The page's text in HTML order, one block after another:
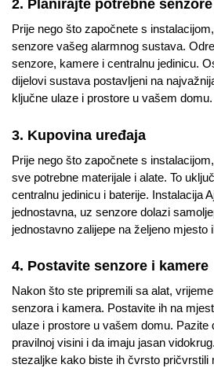
2. Planirajte potrebne
Prije nego što započnete s
senzore vašeg alarmnog sustava.
senzore, kamere i centralnu jedinicu.
dijelovi sustava postavljeni na
ključne ulaze i prostore u vašem domu.
3. Kupovina uređaja
Prije nego što započnete s
sve potrebne materijale i alate. To
centralnu jedinicu i baterije. Instalacija
jednostavna, uz senzore dolazi
jednostavno zalijepe na željeno mjesto
4. Postavite senzore i kamere
Nakon što ste pripremili sa alat,
senzora i kamera. Postavite ih na
ulaze i prostore u vašem domu. Pazite
pravilnoj visini i da imaju jasan
stezaljke kako biste ih čvrsto pričvrstili